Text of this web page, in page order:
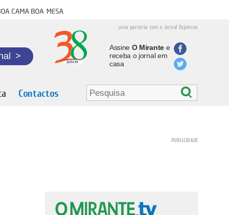
cama boa mesa
uma parceria com o Jornal Expresso
>
Assine O Mirantee
receba o jornal em
casa
Contactos